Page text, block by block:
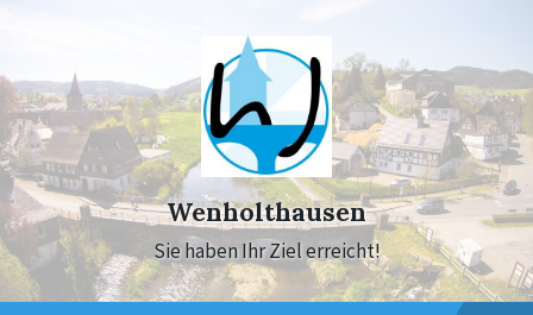
navigation
Wenholthausen
Sie haben Ihr Ziel erreicht!